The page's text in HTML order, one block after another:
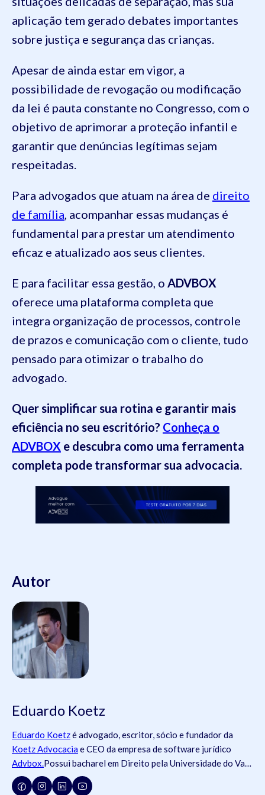
aplicação tem gerado debates importantes
sobre justiça e segurança das crianças.
Apesar de ainda estar em vigor, a
possibilidade de revogação ou modificação
da lei é pauta constante no Congresso, com o
objetivo de aprimorar a proteção infantil e
garantir que denúncias legítimas sejam
respeitadas.
Para advogados que atuam na área de direito
de família , acompanhar essas mudanças é
fundamental para prestar um atendimento
eficaz e atualizado aos seus clientes.
E para facilitar essa gestão, o ADVBOX
oferece uma plataforma completa que
integra organização de processos, controle
de prazos e comunicação com o cliente, tudo
pensado para otimizar o trabalho do
advogado.
Quer simplificar sua rotina e garantir mais
eficiência no seu escritório? Conheça o
ADVBOX e descubra como uma ferramenta
completa pode transformar sua advocacia.
Autor
Eduardo Koetz
Eduardo Koetzé advogado, escritor, sócio e fundador da
Koetz Advocacia e CEO da empresa de software jurídico
Advbox.Possui bacharel em Direito pela Universidade do Vale
do Rio dos Sinos (Unisinos
dos Advogados do Brasil